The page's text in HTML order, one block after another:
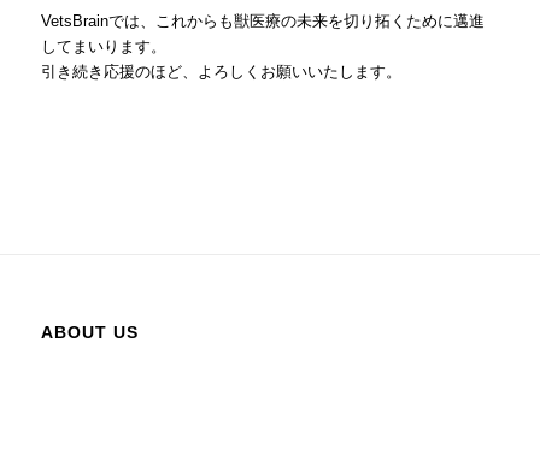
VetsBrainでは、これからも獣医療の未来を切り拓くために邁進
してまいります。
引き続き応援のほど、よろしくお願いいたします。
ABOUT US